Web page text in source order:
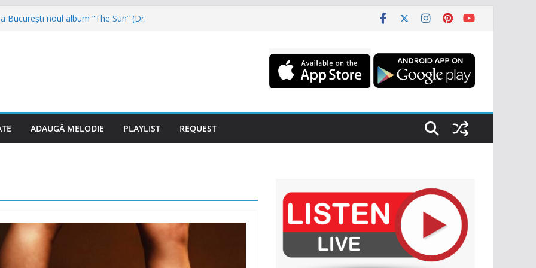
București noul album ”The Sun” (Dr.
muzicii dance din anii 90
primul mare concert va fi la
după aproape 30 de ani și promite hitul
se numește noul proiect (Videoclip
ADAUGĂ MELODIE PLAYLIST REQUEST